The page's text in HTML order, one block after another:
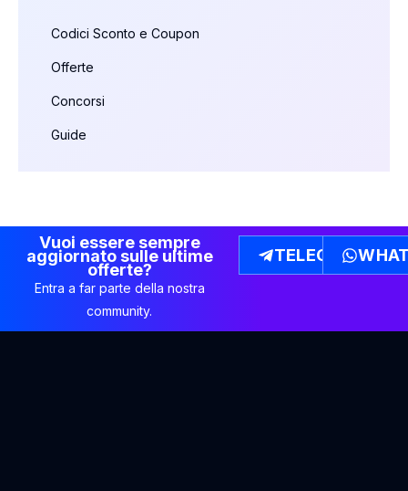
Codici Sconto e Coupon
Offerte
Concorsi
Guide
Vuoi essere sempre
aggiornato sulle ultime
offerte?
Entra a far parte della nostra
community.
TELEGRAM